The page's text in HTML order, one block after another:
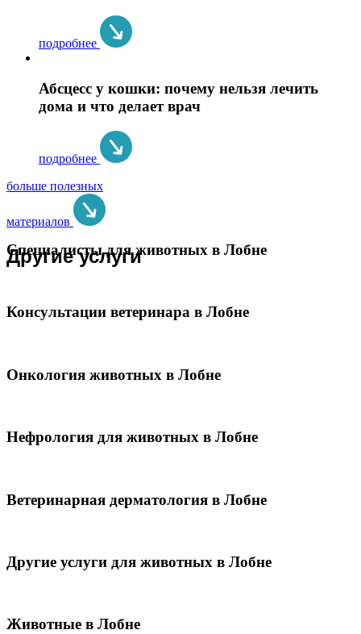
подробнее
Абсцесс у кошки: почему нельзя лечить
дома и что делает врач
подробнее
больше полезных
материалов
Другие услуги
Специалисты для животных в Лобне
Консультации ветеринара в Лобне
Онкология животных в Лобне
Нефрология для животных в Лобне
Ветеринарная дерматология в Лобне
Другие услуги для животных в Лобне
Животные в Лобне